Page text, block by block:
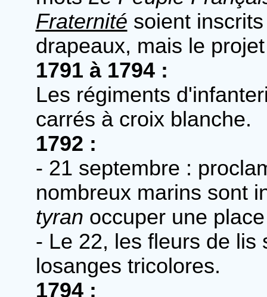
Fraternité soient
drapeaux, mais le
1791 à 1794 :
Les régiments
carrés à croix blanche.
1792 :
- 21 septembre :
nombreux marins sont
tyran occuper une
- Le 22, les fleurs de lis
losanges tricolores.
1794 :